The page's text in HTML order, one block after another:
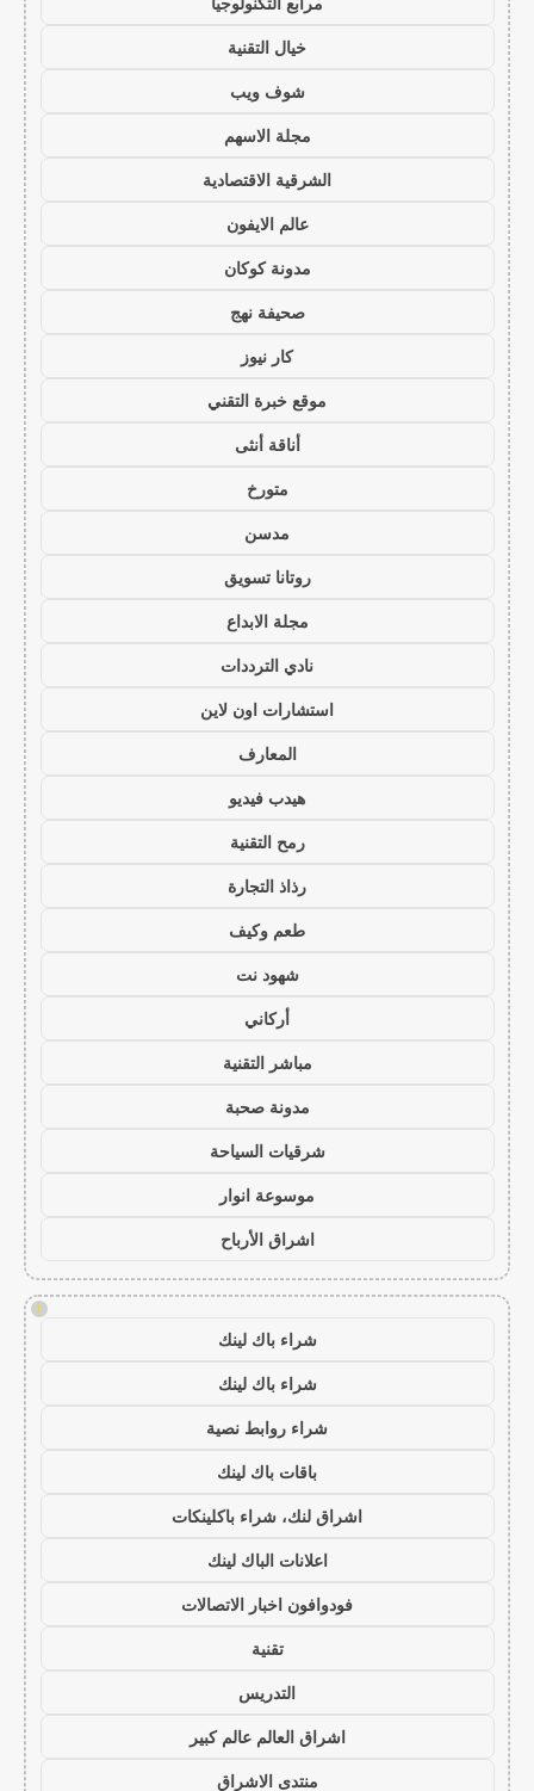
خيال التقنية
شوف ويب
مجلة الاسهم
الشرقية الاقتصادية
عالم الايفون
مدونة كوكان
صحيفة نهج
كار نيوز
موقع خبرة التقني
أناقة أنثى
متورخ
مدسن
روتانا تسويق
مجلة الابداع
نادي الترددات
استشارات اون لاين
المعارف
هيدب فيديو
رمح التقنية
رذاذ التجارة
طعم وكيف
شهود نت
أركاني
مباشر التقنية
مدونة صحبة
شرقيات السياحة
موسوعة انوار
اشراق الأرباح
!
شراء باك لينك
شراء باك لينك
شراء روابط نصية
باقات باك لينك
اشراق لنك، شراء باكلينكات
اعلانات الباك لينك
فودوافون اخبار الاتصالات
تقنية
التدريس
اشراق العالم عالم كبير
منتدى الاشراق